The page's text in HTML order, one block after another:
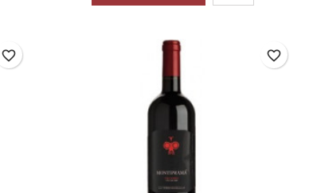
favorite_border favorite_border